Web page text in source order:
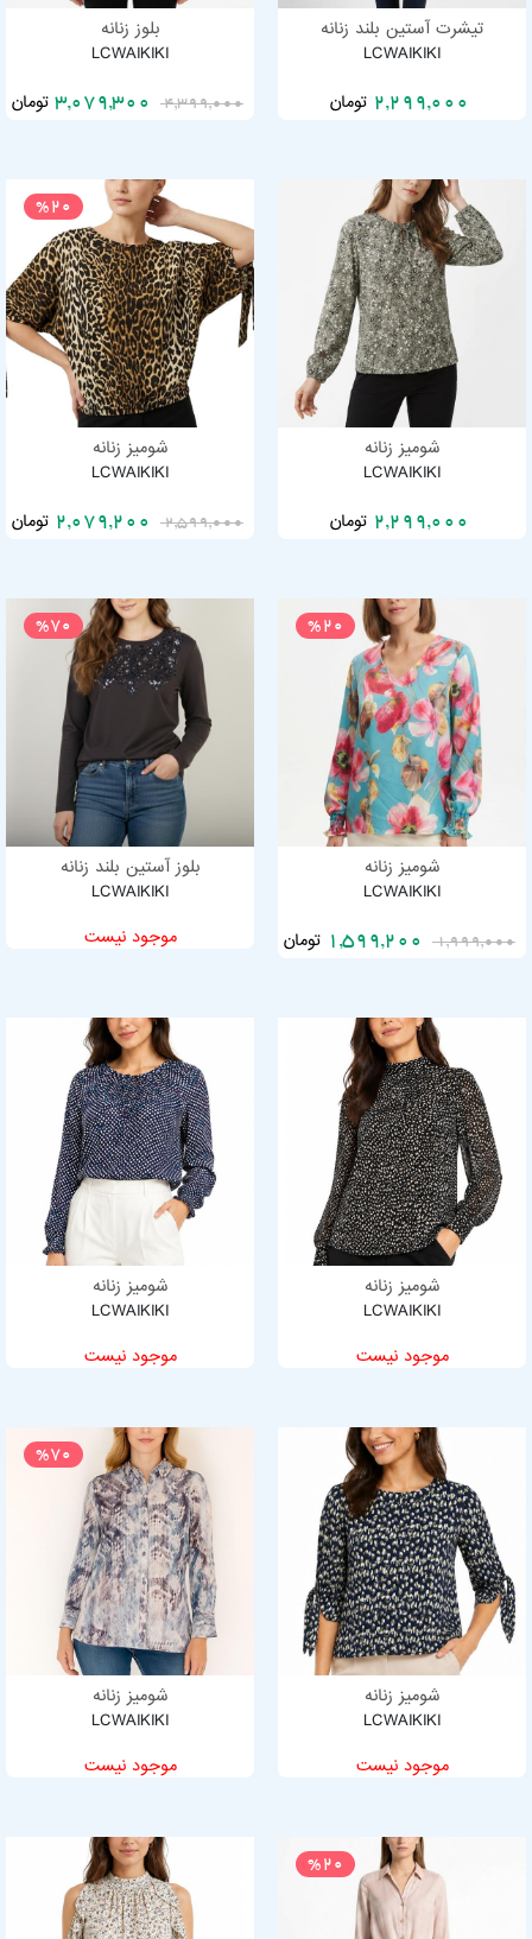
تیشرت آستین بلند زنانه
LCWAIKIKI
2,299,000 تومان
بلوز زنانه
LCWAIKIKI
4,399,000 تومان
شومیز زنانه
LCWAIKIKI
2,299,000 تومان
%20
شومیز زنانه
LCWAIKIKI
2,599,000 تومان
%20
شومیز زنانه
LCWAIKIKI
1,999,000 تومان
%70
بلوز آستین بلند زنانه
LCWAIKIKI
موجود نیست
شومیز زنانه
LCWAIKIKI
موجود نیست
شومیز زنانه
LCWAIKIKI
موجود نیست
شومیز زنانه
LCWAIKIKI
موجود نیست
%70
شومیز زنانه
LCWAIKIKI
موجود نیست
%20